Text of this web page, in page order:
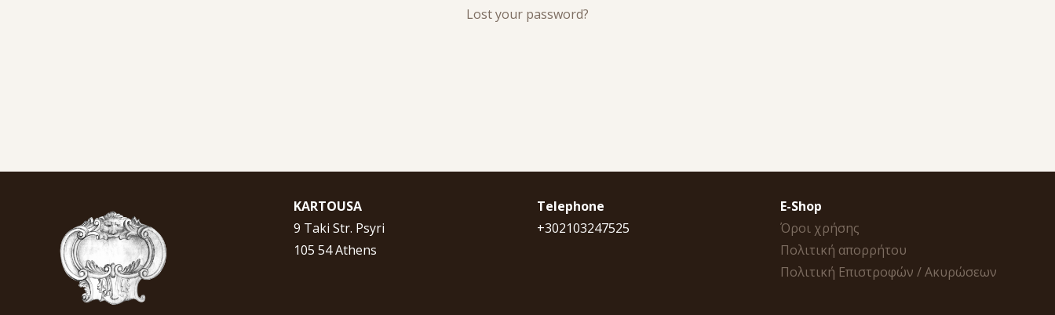
Lost your password?
KARTOUSA
9 Taki Str. Psyri
105 54 Athens
Telephone
+302103247525
E-Shop
Όροι χρήσης
Πολιτική απορρήτου
Πολιτική Επιστροφών / Ακυρώσεων